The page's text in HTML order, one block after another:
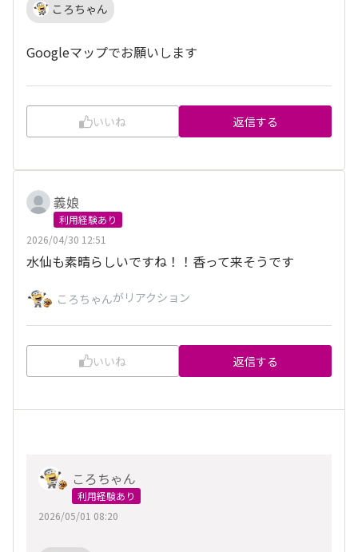
ころちゃん
Googleマップでお願いします
いいね 返信する
義娘
利用経験あり
2026/04/30 12:51
水仙も素晴らしいですね！！香って来そうです
ころちゃんがリアクション
いいね 返信する
ころちゃん
利用経験あり
2026/05/01 08:20